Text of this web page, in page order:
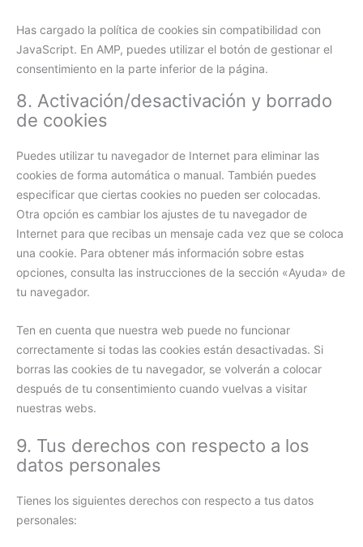
Has cargado la política de cookies sin compatibilidad con
JavaScript. En AMP, puedes utilizar el botón de gestionar el
consentimiento en la parte inferior de la página.
8. Activación/desactivación y borrado
de cookies
Puedes utilizar tu navegador de Internet para eliminar las
cookies de forma automática o manual. También puedes
especificar que ciertas cookies no pueden ser colocadas.
Otra opción es cambiar los ajustes de tu navegador de
Internet para que recibas un mensaje cada vez que se coloca
una cookie. Para obtener más información sobre estas
opciones, consulta las instrucciones de la sección «Ayuda» de
tu navegador.
Ten en cuenta que nuestra web puede no funcionar
correctamente si todas las cookies están desactivadas. Si
borras las cookies de tu navegador, se volverán a colocar
después de tu consentimiento cuando vuelvas a visitar
nuestras webs.
9. Tus derechos con respecto a los
datos personales
Tienes los siguientes derechos con respecto a tus datos
personales: